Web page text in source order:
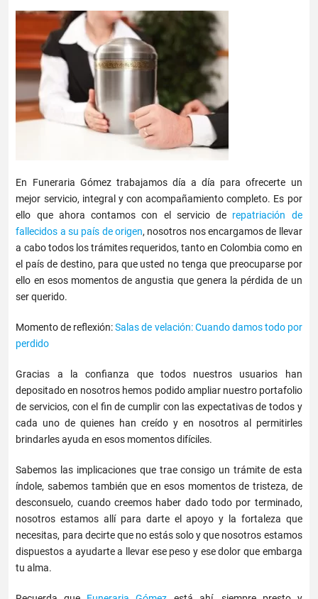
En Funeraria Gómez trabajamos día a día para ofrecerte un
mejor servicio, integral y con acompañamiento completo. Es por
ello que ahora contamos con el servicio de repatriación de
fallecidos a su país de origen, nosotros nos encargamos de llevar
a cabo todos los trámites requeridos, tanto en Colombia como en
el país de destino, para que usted no tenga que preocuparse por
ello en esos momentos de angustia que genera la pérdida de un
ser querido.
Momento de reflexión:Salas de velación: Cuando damos todo por
perdido
Gracias a la confianza que todos nuestros usuarios han
depositado en nosotros hemos podido ampliar nuestro portafolio
de servicios, con el fin de cumplir con las expectativas de todos y
cada uno de quienes han creído y en nosotros al permitirles
brindarles ayuda en esos momentos difíciles.
Sabemos las implicaciones que trae consigo un trámite de esta
índole, sabemos también que en esos momentos de tristeza, de
desconsuelo, cuando creemos haber dado todo por terminado,
nosotros estamos allí para darte el apoyo y la fortaleza que
necesitas, para decirte que no estás solo y que nosotros estamos
dispuestos a ayudarte a llevar ese peso y ese dolor que embarga
tu alma.